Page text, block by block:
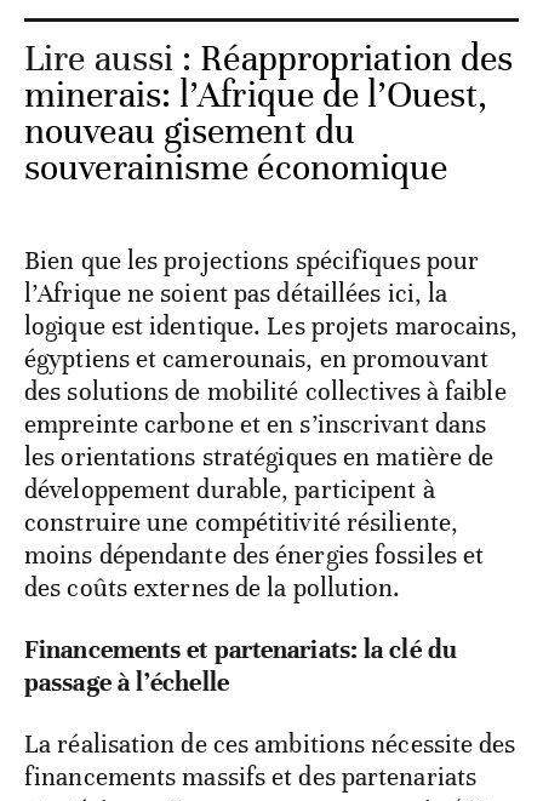
Lire aussi : Réappropriation des
minerais: l’Afrique de l’Ouest,
nouveau gisement du
souverainisme économique
Bien que les projections spécifiques pour
l’Afrique ne soient pas détaillées ici, la
logique est identique. Les projets marocains,
égyptiens et camerounais, en promouvant
des solutions de mobilité collectives à faible
empreinte carbone et en s’inscrivant dans
les orientations stratégiques en matière de
développement durable, participent à
construire une compétitivité résiliente,
moins dépendante des énergies fossiles et
des coûts externes de la pollution.
Financements et partenariats: la clé du
passage à l’échelle
La réalisation de ces ambitions nécessite des
financements massifs et des partenariats